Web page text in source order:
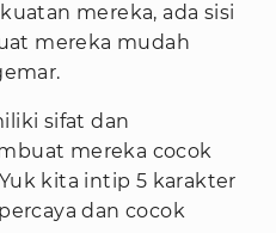
mereka, ada sisi
mereka mudah
sifat dan
mereka cocok
kita intip 5 karakter
dan cocok